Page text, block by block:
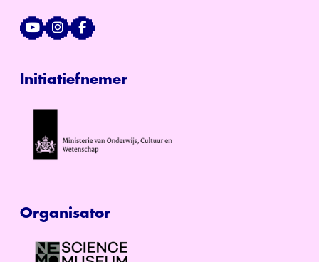
Initiatiefnemer
Organisator